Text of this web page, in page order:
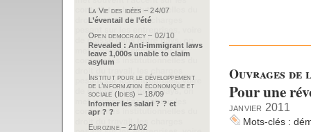
Ouvrages
Pour une
janvier 2011
Mots-clés :
La Vie des idées – 24/07
L’éventail de l’été
Open democracy – 02/10
Revealed : Anti-immigrant laws
leave 1,000s unable to claim
asylum
Institut pour le développement
de l’information économique et
sociale (Idies) – 18/09
Informer les salari ? ? et
apr ? ?
Eurozine – 21/02